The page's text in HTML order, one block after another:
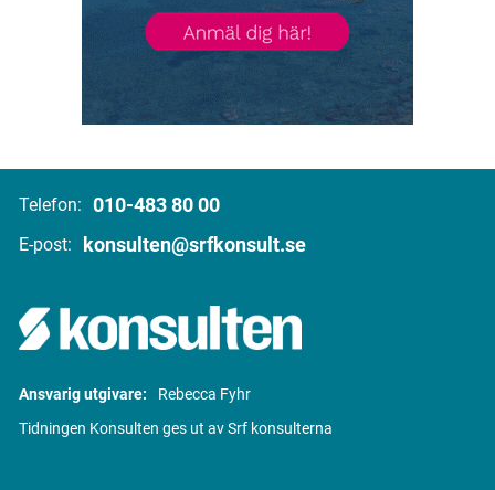
Telefon: 010-483 80 00
E-post: konsulten@srfkonsult.se
Ansvarig utgivare:
Rebecca Fyhr
Tidningen Konsulten ges ut av Srf konsulterna